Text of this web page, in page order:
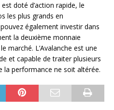
doté d’action rapide, le
les plus grands en
également investir dans
la deuxième monnaie
marché. L’Avalanche est une
et capable de traiter plusieurs
la performance ne soit altérée.